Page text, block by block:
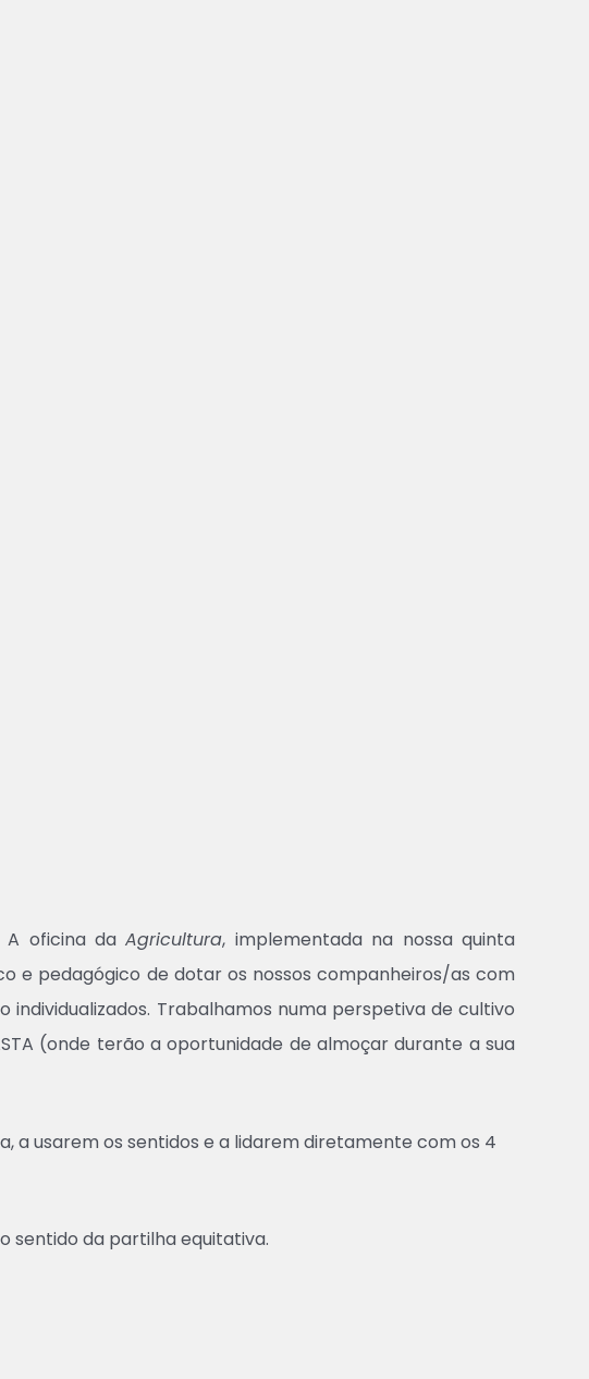
A oficina daAgricultura, implementada na nossa quinta
e pedagógico de dotar os nossos companheiros/as com
Trabalhamos numa perspetiva de cultivo
(onde terão a oportunidade de almoçar durante a sua
a usarem os sentidos e a lidarem diretamente com os 4
sentido da partilha equitativa.